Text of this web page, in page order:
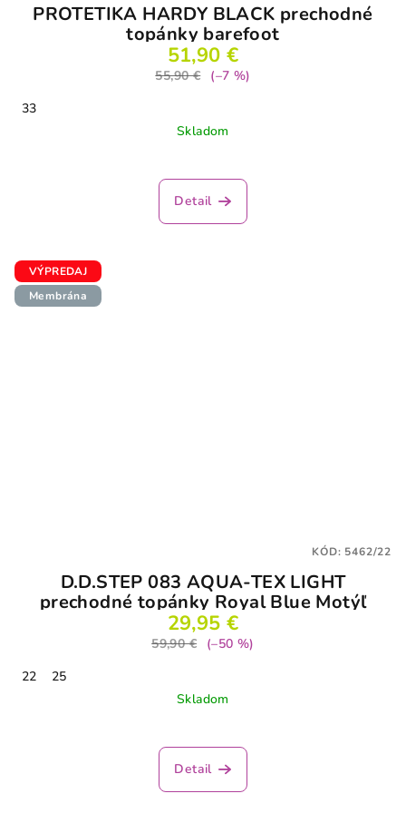
PROTETIKA HARDY BLACK prechodné
topánky barefoot
51,90 €
55,90 €
(–7 %)
33
Skladom
Detail
VÝPREDAJ
Membrána
D.D.STEP 083 AQUA-TEX LIGHT
prechodné topánky Royal Blue Motýľ
29,95 €
59,90 €
(–50 %)
22
25
Skladom
Detail
KÓD: 5462/22